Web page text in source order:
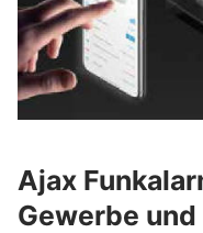
Ajax
Gewerbe